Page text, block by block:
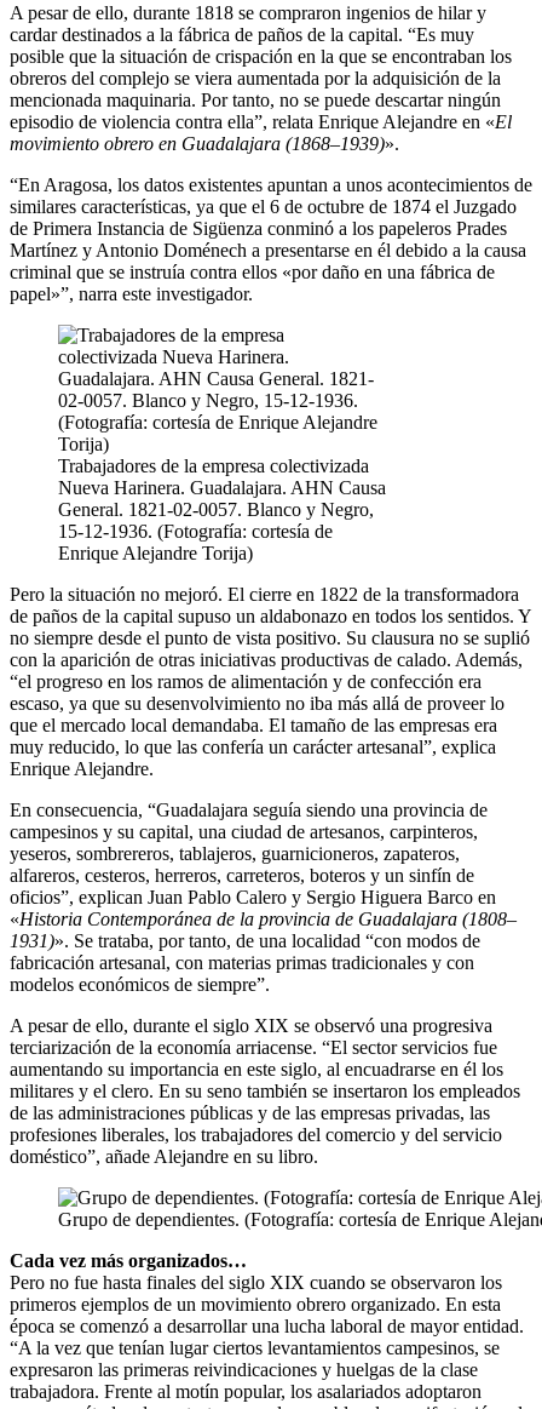
A pesar de ello, durante 1818 se compraron ingenios de hilar y
cardar destinados a la fábrica de paños de la capital. “Es muy
posible que la situación de crispación en la que se encontraban los
obreros del complejo se viera aumentada por la adquisición de la
mencionada maquinaria. Por tanto, no se puede descartar ningún
episodio de violencia contra ella”, relata Enrique Alejandre en «El
movimiento obrero en Guadalajara (1868–1939)».
“En Aragosa, los datos existentes apuntan a unos acontecimientos de
similares características, ya que el 6 de octubre de 1874 el Juzgado
de Primera Instancia de Sigüenza conminó a los papeleros Prades
Martínez y Antonio Doménech a presentarse en él debido a la causa
criminal que se instruía contra ellos «por daño en una fábrica de
papel»”, narra este investigador.
Trabajadores de la empresa colectivizada
Nueva Harinera. Guadalajara. AHN Causa
General. 1821-02-0057. Blanco y Negro,
15-12-1936. (Fotografía: cortesía de
Enrique Alejandre Torija)
Pero la situación no mejoró. El cierre en 1822 de la transformadora
de paños de la capital supuso un aldabonazo en todos los sentidos. Y
no siempre desde el punto de vista positivo. Su clausura no se suplió
con la aparición de otras iniciativas productivas de calado. Además,
“el progreso en los ramos de alimentación y de confección era
escaso, ya que su desenvolvimiento no iba más allá de proveer lo
que el mercado local demandaba. El tamaño de las empresas era
muy reducido, lo que las confería un carácter artesanal”, explica
Enrique Alejandre.
En consecuencia, “Guadalajara seguía siendo una provincia de
campesinos y su capital, una ciudad de artesanos, carpinteros,
yeseros, sombrereros, tablajeros, guarnicioneros, zapateros,
alfareros, cesteros, herreros, carreteros, boteros y un sinfín de
oficios”, explican Juan Pablo Calero y Sergio Higuera Barco en
«Historia Contemporánea de la provincia de Guadalajara (1808–
1931)». Se trataba, por tanto, de una localidad “con modos de
fabricación artesanal, con materias primas tradicionales y con
modelos económicos de siempre”.
A pesar de ello, durante el siglo XIX se observó una progresiva
terciarización de la economía arriacense. “El sector servicios fue
aumentando su importancia en este siglo, al encuadrarse en él los
militares y el clero. En su seno también se insertaron los empleados
de las administraciones públicas y de las empresas privadas, las
profesiones liberales, los trabajadores del comercio y del servicio
doméstico”, añade Alejandre en su libro.
Grupo de dependientes. (Fotografía: cortesía de Enrique
Cada vez más organizados…
Pero no fue hasta finales del siglo XIX cuando se observaron los
primeros ejemplos de un movimiento obrero organizado. En esta
época se comenzó a desarrollar una lucha laboral de mayor entidad.
“A la vez que tenían lugar ciertos levantamientos campesinos, se
expresaron las primeras reivindicaciones y huelgas de la clase
trabajadora. Frente al motín popular, los asalariados adoptaron